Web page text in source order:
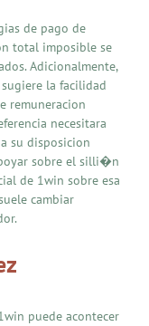
de pago de
total imposible se
Adicionalmente,
sugiere la facilidad
remuneracion
necesitara
su disposicion
sobre el silli�n
de 1win sobre esa
cambiar
puede acontecer